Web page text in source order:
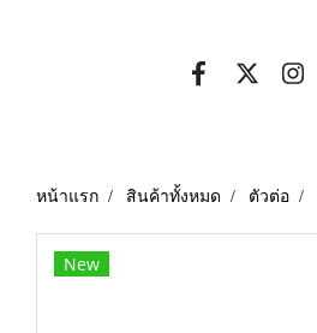
หน้าแรก สินค้าทั้งหมด ตัวต่อ
New